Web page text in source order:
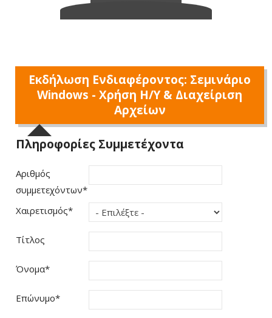
Εκδήλωση Ενδιαφέροντος: Σεμινάριο
Windows - Χρήση Η/Υ & Διαχείριση
Αρχείων
Πληροφορίες Συμμετέχοντα
Αριθμός
συμμετεχόντων*
Χαιρετισμός*
Τίτλος
Όνομα*
Επώνυμο*